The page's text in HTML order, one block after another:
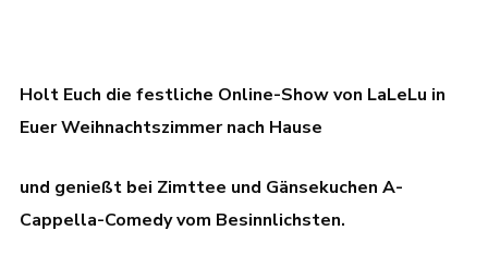
Holt Euch die festliche Online-Show von LaLeLu in
Euer Weihnachtszimmer nach Hause
und genießt bei Zimttee und Gänsekuchen A-
Cappella-Comedy vom Besinnlichsten.